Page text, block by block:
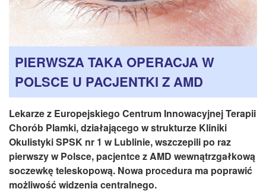
INSTYTUT TYFLOLOGICZNY
KONTAKT
1,5%
PIERWSZA TAKA OPERACJA W
POLSCE U PACJENTKI Z AMD
Lekarze z Europejskiego Centrum Innowacyjnej Terapii
Chorób Plamki, działającego w strukturze Kliniki
Okulistyki SPSK nr 1 w Lublinie, wszczepili po raz
pierwszy w Polsce, pacjentce z AMD wewnątrzgałkową
soczewkę teleskopową. Nowa procedura ma poprawić
możliwość widzenia centralnego.